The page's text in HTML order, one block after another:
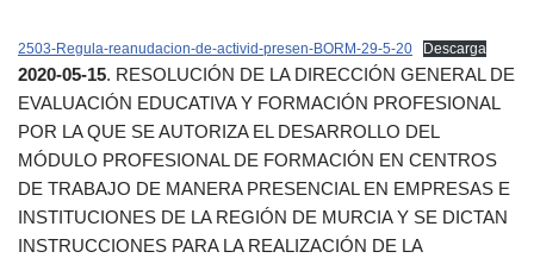
2503-Regula-reanudacion-de-activid-presen-BORM-29-5-20 Descarga
2020-05-15. RESOLUCIÓN DE LA DIRECCIÓN GENERAL DE
EVALUACIÓN EDUCATIVA Y FORMACIÓN PROFESIONAL
POR LA QUE SE AUTORIZA EL DESARROLLO DEL
MÓDULO PROFESIONAL DE FORMACIÓN EN CENTROS
DE TRABAJO DE MANERA PRESENCIAL EN EMPRESAS E
INSTITUCIONES DE LA REGIÓN DE MURCIA Y SE DICTAN
INSTRUCCIONES PARA LA REALIZACIÓN DE LA